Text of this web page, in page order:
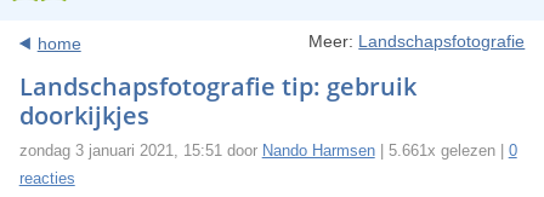
home Meer: Landschapsfotografie
Landschapsfotografie tip: gebruik
doorkijkjes
zondag 3 januari 2021, 15:51 door Nando Harmsen| 5.661x gelezen | 0
reacties